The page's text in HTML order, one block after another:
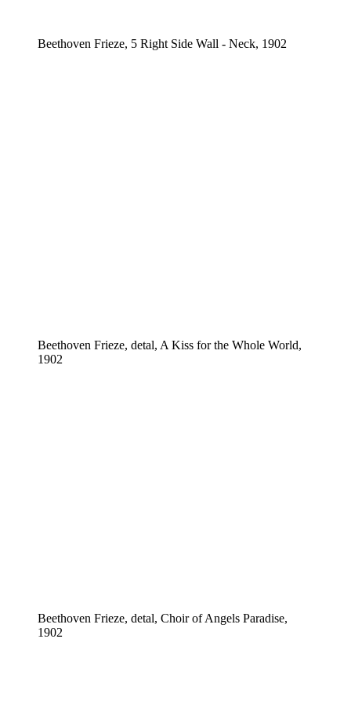
Beethoven Frieze, 5 Right Side Wall - Neck, 1902
Beethoven Frieze, detal, A Kiss for the Whole World,
1902
Beethoven Frieze, detal, Choir of Angels Paradise,
1902